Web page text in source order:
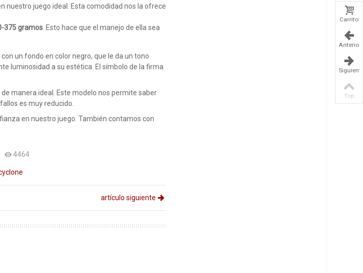
nuestro juego ideal. Esta comodidad nos la ofrece
375 gramos . Esto hace que el manejo de ella sea
un fondo en color negro, que le da un tono
luminosidad a su estética. El símbolo de la firma
manera ideal. Este modelo nos permite saber
es muy reducido.
en nuestro juego. También contamos con
4464
artículo siguiente
Carrito
Anterior
Top